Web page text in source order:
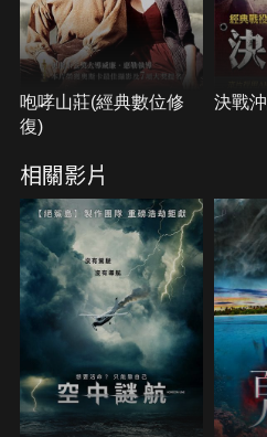
咆哮山莊(經典數位修
復)
決戰
相關影片